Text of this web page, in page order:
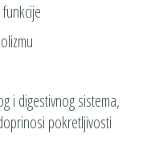
i digestivnog sistema,
pokretljivosti